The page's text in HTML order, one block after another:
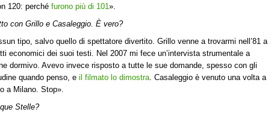
120: perché furono più di 101».
con Grillo e Casaleggio. È vero?
tipo, salvo quello di spettatore divertito. Grillo venne a trovarmi nell’81 a
economici dei suoi testi. Nel 2007 mi fece un’intervista strumentale a
dormivo. Avevo invece risposto a tutte le sue domande, spesso con gli
quando penso, e il filmato lo dimostra. Casaleggio è venuto una volta a
a Milano. Stop».
Stelle?